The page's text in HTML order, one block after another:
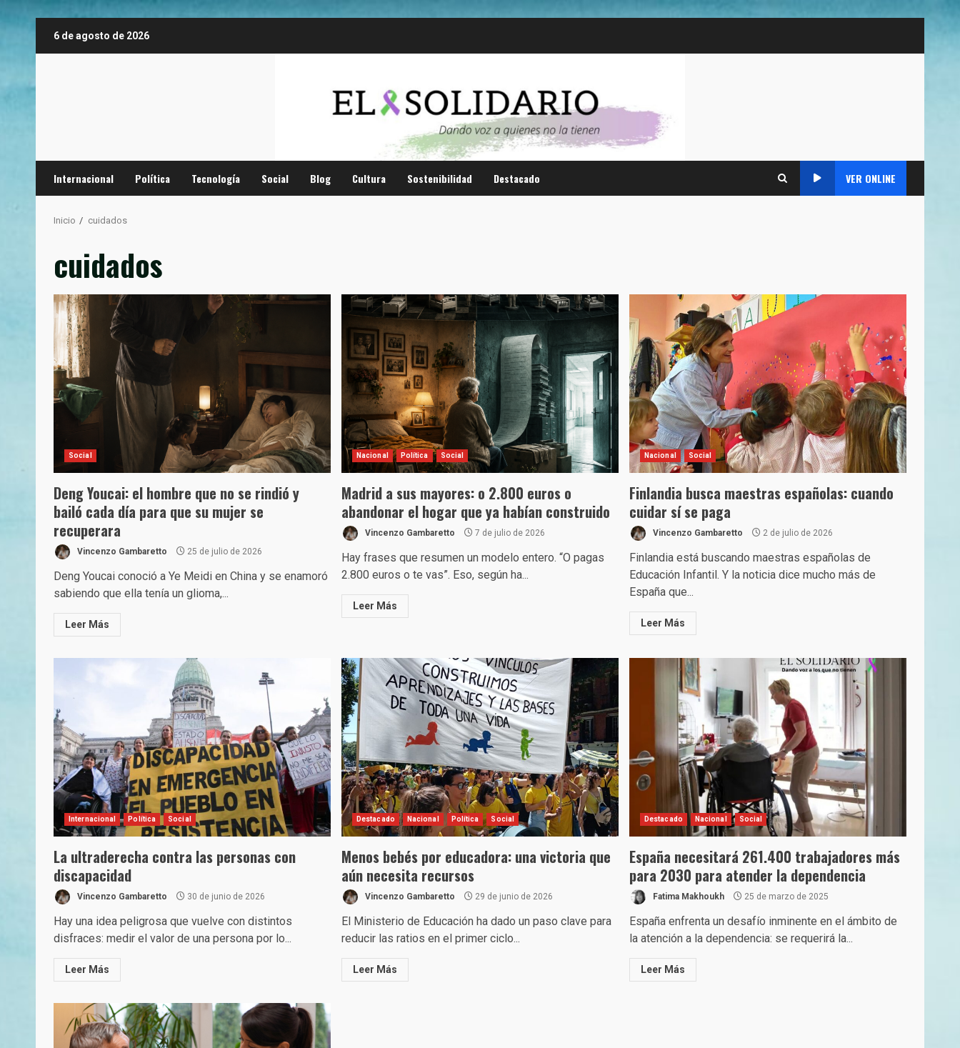
6 de agosto de 2026
Internacional Política Tecnología Social Blog Cultura Sostenibilidad Destacado VER ONLINE
Inicio cuidados
cuidados
Social
Deng Youcai: el hombre que no se rindió y
bailó cada día para que su mujer se
recuperara
Vincenzo Gambaretto 25 de julio de 2026
Deng Youcai conoció a Ye Meidi en China y se enamoró
sabiendo que ella tenía un glioma,...
Leer Más
Nacional Política Social
Madrid a sus mayores: o 2.800 euros o
abandonar el hogar que ya habían construido
Vincenzo Gambaretto 7 de julio de 2026
Hay frases que resumen un modelo entero. “O pagas
2.800 euros o te vas”. Eso, según ha...
Leer Más
Nacional Social
Finlandia busca maestras españolas: cuando
cuidar sí se paga
Vincenzo Gambaretto 2 de julio de 2026
Finlandia está buscando maestras españolas de
Educación Infantil. Y la noticia dice mucho más de
España que...
Leer Más
Internacional Política Social
La ultraderecha contra las personas con
discapacidad
Vincenzo Gambaretto 30 de junio de 2026
Hay una idea peligrosa que vuelve con distintos
disfraces: medir el valor de una persona por lo...
Leer Más
Destacado Nacional Política Social
Menos bebés por educadora: una victoria que
aún necesita recursos
Vincenzo Gambaretto 29 de junio de 2026
El Ministerio de Educación ha dado un paso clave para
reducir las ratios en el primer ciclo...
Leer Más
Destacado Nacional Social
España necesitará 261.400 trabajadores más
para 2030 para atender la dependencia
Fatima Makhoukh 25 de marzo de 2025
España enfrenta un desafío inminente en el ámbito de
la atención a la dependencia: se requerirá la...
Leer Más